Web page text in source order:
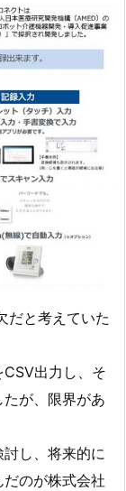
だと考えていた
出力し、そ
が、限界があ
し、将来的に
のが株式会社